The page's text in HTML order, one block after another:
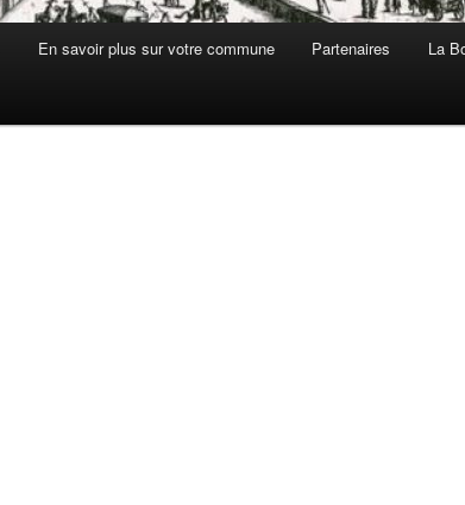
En savoir plus sur votre commune Partenaires La